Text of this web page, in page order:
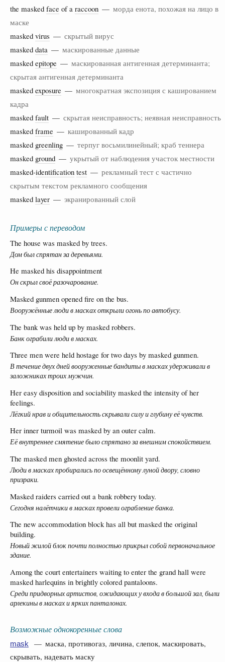
the masked face of a raccoon — морда енота, похожая на лицо в
маске
masked virus — скрытый вирус
masked data — маскированные данные
masked epitope — маскированная антигенная детерминанта;
скрытая антигенная детерминанта
masked exposure — многократная экспозиция с кашированием
кадра
masked fault — скрытая неисправность; неявная неисправность
masked frame — кашированный кадр
masked greenling — терпуг восьмилинейный; краб теннера
masked ground — укрытый от наблюдения участок местности
masked-identification test — рекламный тест с частично
скрытым текстом рекламного сообщения
masked layer — экранированный слой
Примеры с переводом
The house was masked by trees.
Дом был спрятан за деревьями.
He masked his disappointment
Он скрыл своё разочарование.
Masked gunmen opened fire on the bus.
Вооружённые люди в масках открыли огонь по автобусу.
The bank was held up by masked robbers.
Банк ограбили люди в масках.
Three men were held hostage for two days by masked gunmen.
В течение двух дней вооруженные бандиты в масках удерживали в
заложниках троих мужчин.
Her easy disposition and sociability masked the intensity of her
feelings.
Лёгкий нрав и общительность скрывали силу и глубину её чувств.
Her inner turmoil was masked by an outer calm.
Её внутреннее смятение было спрятано за внешним спокойствием.
The masked men ghosted across the moonlit yard.
Люди в масках пробирались по освещённому луной двору, словно
призраки.
Masked raiders carried out a bank robbery today.
Сегодня налётчики в масках провели ограбление банка.
The new accommodation block has all but masked the original
building.
Новый жилой блок почти полностью прикрыл собой первоначальное
здание.
Among the court entertainers waiting to enter the grand hall were
masked harlequins in brightly colored pantaloons.
Среди придворных артистов, ожидающих у входа в большой зал, были
арлекины в масках и ярких панталонах.
Возможные однокоренные слова
mask
— маска, противогаз, личина, слепок, маскировать,
скрывать, надевать маску